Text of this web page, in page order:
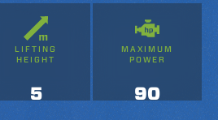
LIFTING
HEIGHT
5
MAXIMUM
POWER
90